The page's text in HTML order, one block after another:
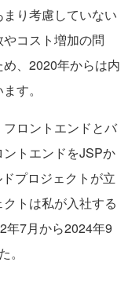
り考慮していない
コスト増加の問
、2020年からは内
す。
ロントエンドとバ
トエンドをJSPか
プロジェクトが立
トは私が入社する
年7月から2024年9